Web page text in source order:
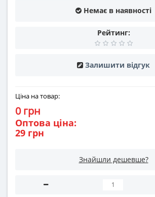
Немає в наявності
Рейтинг:
Залишити відгук
Ціна на товар:
0 грн
Оптова ціна:
29 грн
Знайшли дешевше?